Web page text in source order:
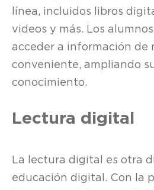
línea, incluidos libros
videos y más. Los
acceder a información de
conveniente, ampliando
conocimiento.
Lectura digital
La lectura digital es otra
educación digital. Con la